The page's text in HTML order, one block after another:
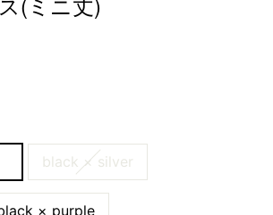
black × silver
× purple